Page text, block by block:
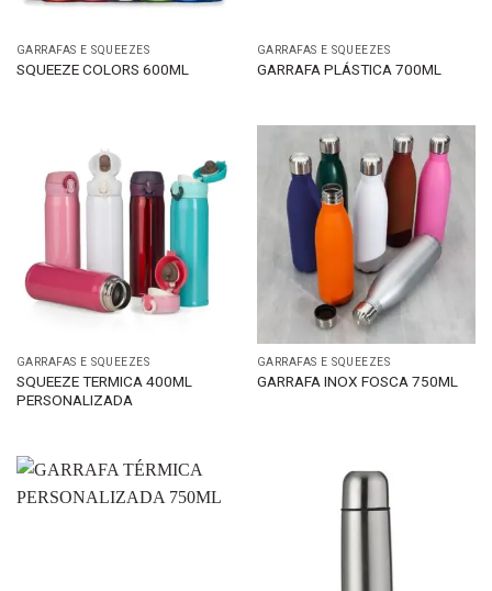
GARRAFAS E SQUEEZES
SQUEEZE COLORS 600ML
GARRAFAS E SQUEEZES
GARRAFA PLÁSTICA 700ML
GARRAFAS E SQUEEZES
SQUEEZE TERMICA 400ML
PERSONALIZADA
GARRAFAS E SQUEEZES
GARRAFA INOX FOSCA 750ML